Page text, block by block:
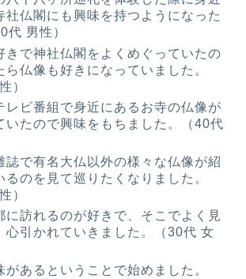
社仏閣にも興味を持つようになった
代 男性）
きで神社仏閣をよくめぐっていたの
ら仏像も好きになっていました。
）
レビ番組で身近にあるお寺の仏像が
いたので興味をもちました。（40代
誌で有名大仏以外の様々な仏像が紹
るのを見て巡りたくなりました。
）
に訪れるのが好きで、そこでよく見
心引かれていきました。（30代 女
があるということで始めました。